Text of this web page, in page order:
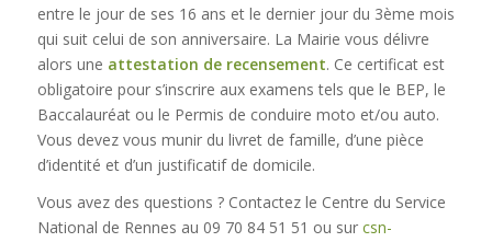
entre le jour de ses 16 ans et le dernier jour du 3ème mois
qui suit celui de son anniversaire. La Mairie vous délivre
alors une attestation de recensement. Ce certificat est
obligatoire pour s’inscrire aux examens tels que le BEP, le
Baccalauréat ou le Permis de conduire moto et/ou auto.
Vous devez vous munir du livret de famille, d’une pièce
d’identité et d’un justificatif de domicile.
Vous avez des questions ? Contactez le Centre du Service
National de Rennes au 09 70 84 51 51 ou sur csn-